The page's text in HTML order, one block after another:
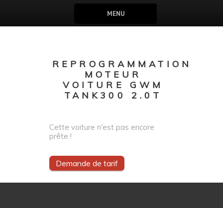
MENU
REPROGRAMMATION
MOTEUR
VOITURE GWM
TANK300 2.0T
Cette voiture n'est pas encore
prête !
Demande de tarif